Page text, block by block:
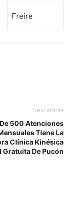
Freire
Next article
500 Atenciones
Tiene La
Clínica Kinésica
De Pucón